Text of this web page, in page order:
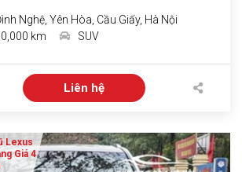
Nghệ, Yên Hòa, Cầu Giấy, Hà Nội
km SUV
Liên hệ
Lexus
Giá 4